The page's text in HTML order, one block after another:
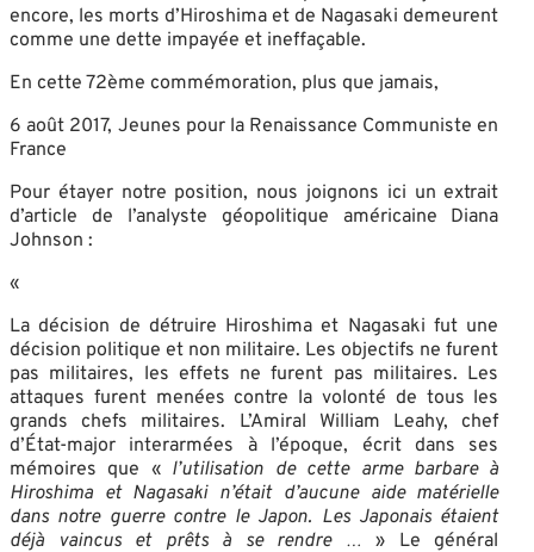
encore, les morts d’Hiroshima et de Nagasaki demeurent
comme une dette impayée et ineffaçable.
En cette 72ème commémoration, plus que jamais,
6 août 2017, Jeunes pour la Renaissance Communiste en
France
Pour étayer notre position, nous joignons ici un extrait
d’article de l’analyste géopolitique américaine Diana
Johnson :
«
La décision de détruire Hiroshima et Nagasaki fut une
décision politique et non militaire. Les objectifs ne furent
pas militaires, les effets ne furent pas militaires. Les
attaques furent menées contre la volonté de tous les
grands chefs militaires. L’Amiral William Leahy, chef
d’État-major interarmées à l’époque, écrit dans ses
mémoires que « l’utilisation de cette arme barbare à
Hiroshima et Nagasaki n’était d’aucune aide matérielle
dans notre guerre contre le Japon. Les Japonais étaient
déjà vaincus et prêts à se rendre … » Le général